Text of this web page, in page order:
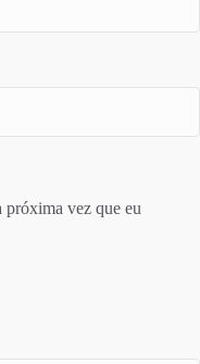
próxima vez que eu